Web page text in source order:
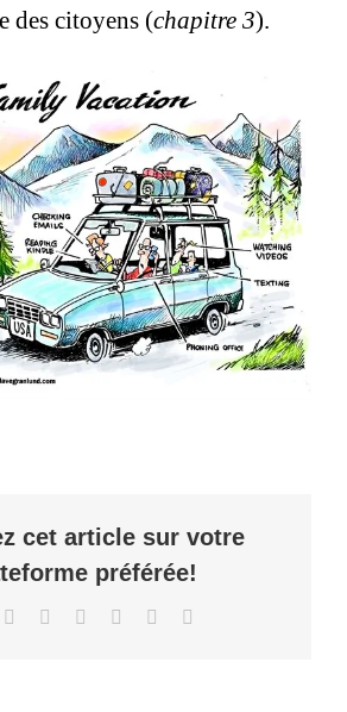
des citoyens (chapitre 3).
cet article sur votre
préférée!
Reddit LinkedInPinterestTelegram